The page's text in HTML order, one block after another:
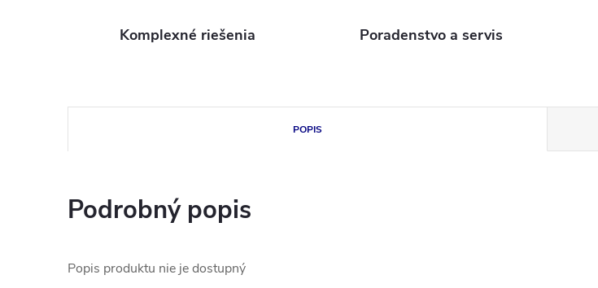
Komplexné riešenia Poradenstvo a servis
POPIS
Podrobný popis
Popis produktu nie je dostupný